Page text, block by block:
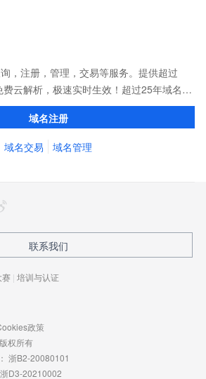
，注册，管理，交易等服务。提供超过
云解析，极速实时生效！超过25年域名服
个域名在阿里云注册，连续多年市场NO.1
域名注册
域名交易 域名管理
联系我们
赛 | 培训与认证
政策
权所有
浙B2-20080101
浙D3-20210002